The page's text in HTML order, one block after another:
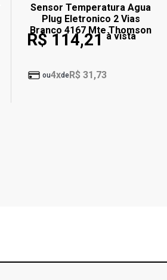
Sensor Temperatura Agua
Plug Eletronico 2 Vias
Branco 4167 Mte Thomson
R$ 114,21 à vista
ou4xdeR$ 31,73